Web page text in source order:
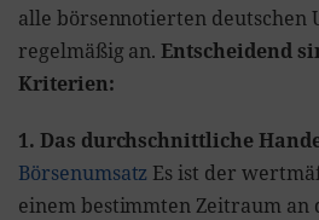
alle börsennotierten deutschen
regelmäßig an.Entscheidend
Kriterien:
1. Das durchschnittliche
Börsenumsatz Es ist der
einem bestimmten Zeitraum an